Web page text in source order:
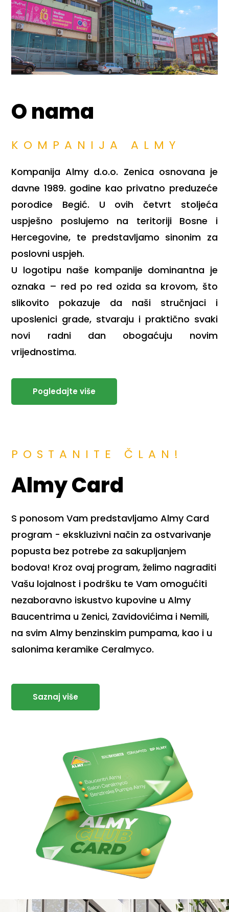
O nama
KOMPANIJA ALMY
Kompanija Almy d.o.o. Zenica osnovana je
davne 1989. godine kao privatno preduzeće
porodice Begić. U ovih četvrt stoljeća
uspješno poslujemo na teritoriji Bosne i
Hercegovine, te predstavljamo sinonim za
poslovni uspjeh.
U logotipu naše kompanije dominantna je
oznaka – red po red ozida sa krovom, što
slikovito pokazuje da naši stručnjaci i
uposlenici grade, stvaraju i praktično svaki
novi radni dan obogaćuju novim
vrijednostima.
Pogledajte više
POSTANITE ČLAN!
Almy Card
S ponosom Vam predstavljamo Almy Card
program - ekskluzivni način za ostvarivanje
popusta bez potrebe za sakupljanjem
bodova! Kroz ovaj program, želimo nagraditi
Vašu lojalnost i podršku te Vam omogućiti
nezaboravno iskustvo kupovine u Almy
Baucentrima u Zenici, Zavidovićima i Nemili,
na svim Almy benzinskim pumpama, kao i u
salonima keramike Ceralmyco.
Saznaj više